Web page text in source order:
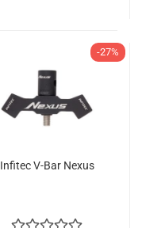
-27%
Infitec V-Bar Nexus